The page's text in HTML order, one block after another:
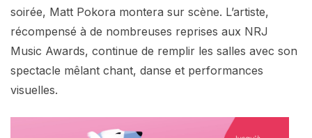
soirée, Matt Pokora montera sur scène. L’artiste,
récompensé à de nombreuses reprises aux NRJ
Music Awards, continue de remplir les salles avec son
spectacle mêlant chant, danse et performances
visuelles.